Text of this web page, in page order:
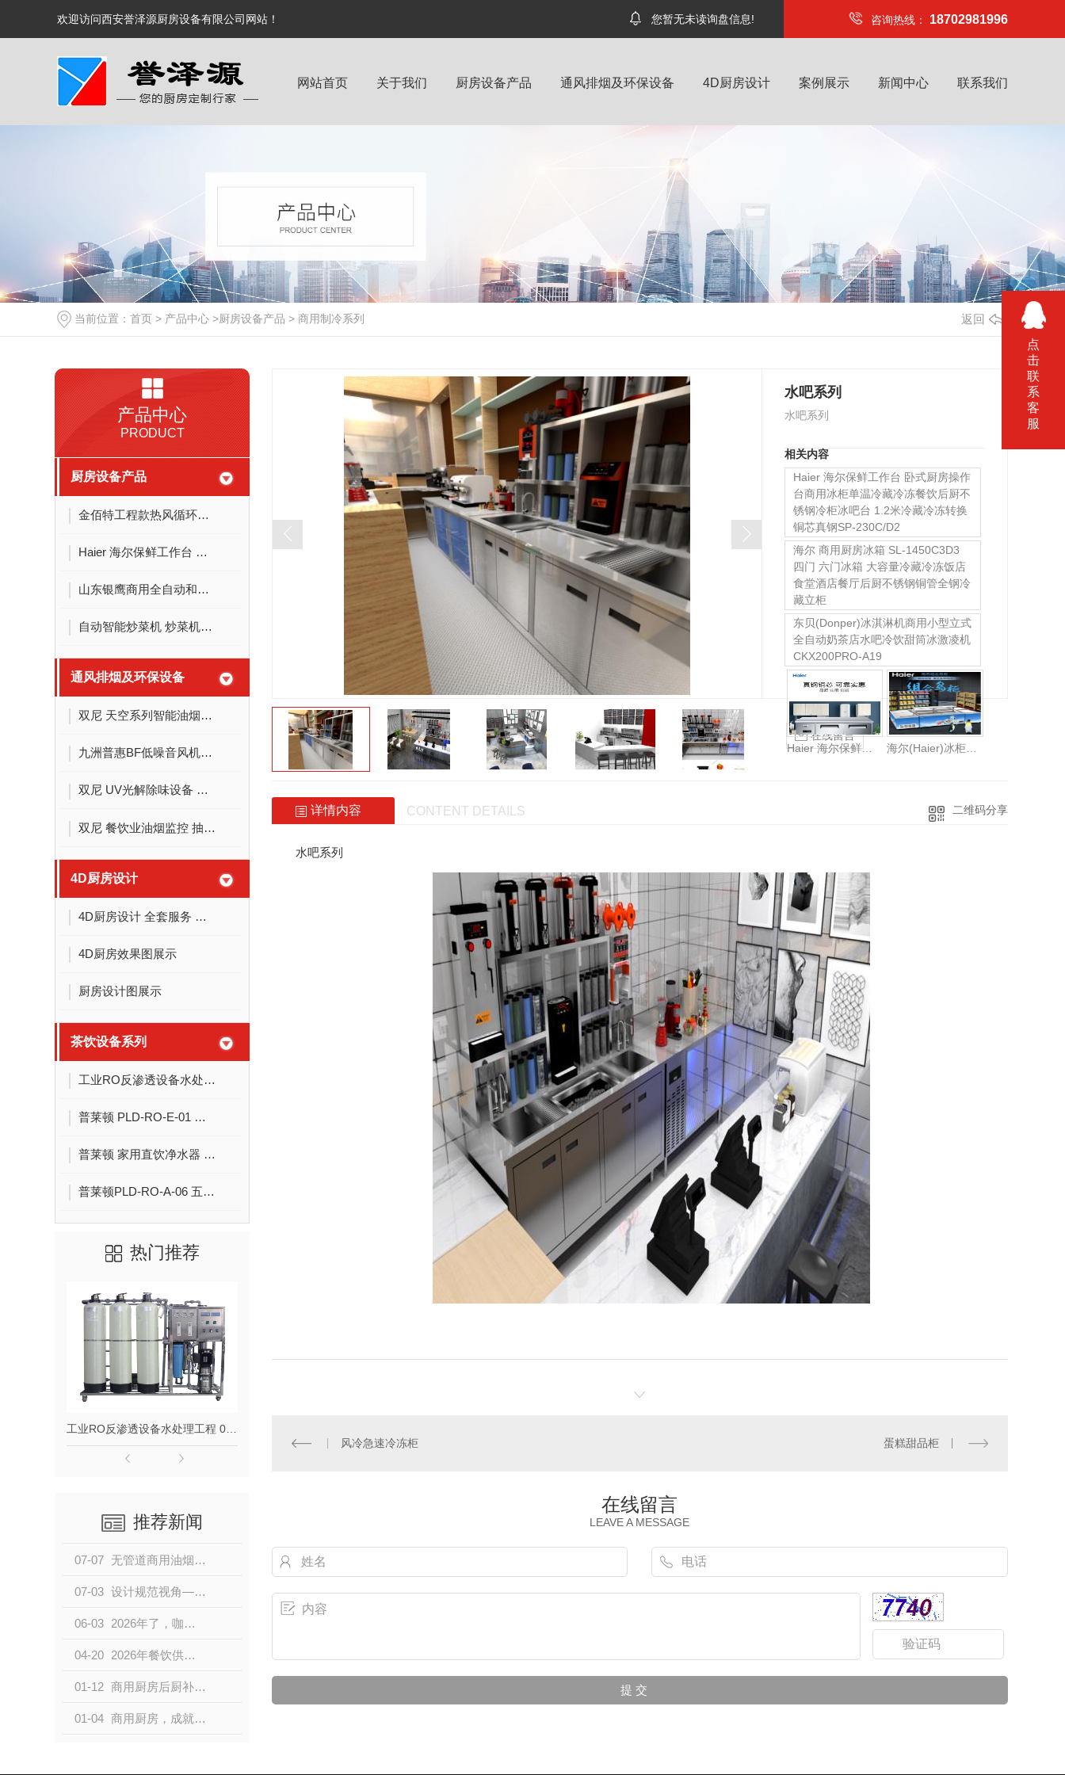
欢迎访问西安誉泽源厨房设备有限公司网站！ 咨询热线： 18702981996
您暂无未读询盘信息!
网站首页 关于我们 厨房设备产品 通风排烟及环保设备 4D厨房设计 案例展示 新闻中心 联系我们
当前位置： 首页 > 产品中心 >厨房设备产品 > 商用制冷系列 返回
产品中心
PRODUCT
厨房设备产品
金佰特工程款热风循环双门**柜 立式双控商用酒店饭店厨房用 双开门不锈钢**碗柜
Haier 海尔保鲜工作台 卧式厨房操作台商用冰柜单温冷藏冷冻餐饮后厨不锈钢冷柜冰吧台 1.2米冷藏冷冻转换铜芯真钢SP-230C/D2
山东银鹰商用全自动和面机 HWT12.5/25/50/75公斤全自动合面机商用揉面机 HWY75面斗钢 25L
自动智能炒菜机 炒菜机器人 智能自控炒菜机器 鼎龙无人值守电磁大锅灶 炒炉 炒料机
通风排烟及环保设备
双尼 天空系列智能油烟净化器 高压电场净化油烟 低空环保排放 西安排油烟设备
九洲普惠BF低噪音风机箱220/380v柜式离心风机静音风柜九州箱式排风机厨房工业空调送风机强力 BF2.0-100W-220V
双尼 UV光解除味设备 活性炭吸附除味装置 环保净化设备 油烟净化 一体机 西安环保环卫排油烟工程
双尼 餐饮业油烟监控 抽排油烟浓度检测 在线监控系统 快速矫正 高速传输 实时查看 一目了然
4D厨房设计
4D厨房设计 全套服务 商用厨房设计 老旧厨房改造
4D厨房效果图展示
厨房设计图展示
茶饮设备系列
工业RO反渗透设备水处理工程 0.5吨1吨2吨纯水设备去离子水大型净水器定制
普莱顿 PLD-RO-E-01 商务豪华型反渗透大容量直饮净水器 西安净水器品牌 前置过滤器 商用厨房净水设备
普莱顿 家用直饮净水器 挂壁式净水直饮机 屏幕显示小巧净水设备 西安商用净水器批发
普莱顿PLD-RO-A-06 五级反渗透带防尘罩净水器 厨下式带储水桶 大容量净水设备
热门推荐
工业RO反渗透设备水处理工程 0.5吨1吨2吨纯水设备去离子水大型净水器定制
推荐新闻
07-07 无管道商用油烟净化设备怎么选？
07-03 设计规范视角——设备清单背后的强制性逻辑
06-03 2026年了，咖啡馆适合用哪种商用洗碗机？
04-20 2026年餐饮供应链破3万亿！酒店后厨设备采购新趋势全解读
01-12 商用厨房后厨补风的重要性
01-04 商用厨房，成就美味事业！
水吧系列
水吧系列
相关内容
Haier 海尔保鲜工作台 卧式厨房操作
台商用冰柜单温冷藏冷冻餐饮后厨不
锈钢冷柜冰吧台 1.2米冷藏冷冻转换
铜芯真钢SP-230C/D2
海尔 商用厨房冰箱 SL-1450C3D3
四门 六门冰箱 大容量冷藏冷冻饭店
食堂酒店餐厅后厨不锈钢铜管全钢冷
藏立柜
东贝(Donper)冰淇淋机商用小型立式
全自动奶茶店水吧冷饮甜筒冰激凌机
CKX200PRO-A19
Haier 海尔保鲜工作台 卧式厨房操作台商用冰柜单温冷藏冷冻餐饮后厨不锈钢冷柜冰吧台 1.5米冷藏冷冻转换铜芯真钢SP-330C/D2
在线留言
详情内容 CONTENT DETAILS 二维码分享
水吧系列
风冷急速冷冻柜 蛋糕甜品柜
在线留言
LEAVE A MESSAGE
点
击
联
系
客
服